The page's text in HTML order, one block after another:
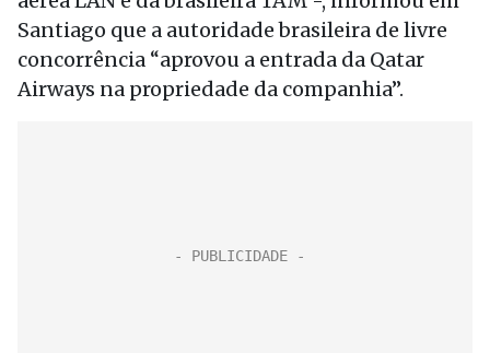
Santiago que a autoridade brasileira de livre
concorrência “aprovou a entrada da Qatar
Airways na propriedade da companhia”.